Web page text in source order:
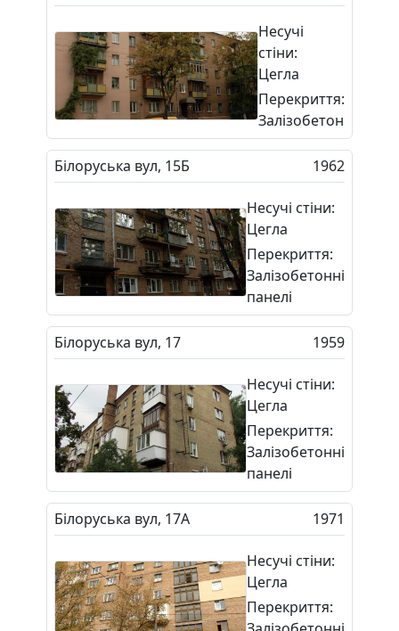
Несучі
стіни:
Цегла
Перекриття:
Залізобетон
Білоруська вул, 15Б 1962
Несучі стіни:
Цегла
Перекриття:
Залізобетонні
панелі
Білоруська вул, 17 1959
Несучі стіни:
Цегла
Перекриття:
Залізобетонні
панелі
Білоруська вул, 17А 1971
Несучі стіни:
Цегла
Перекриття: